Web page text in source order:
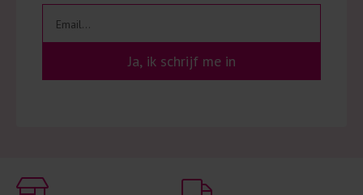
Ja, ik schrijf me in